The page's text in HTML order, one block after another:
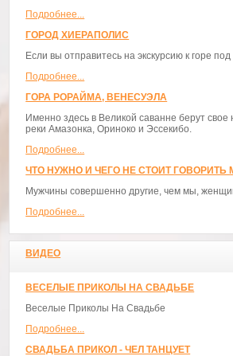
Подробнее...
ГОРОД ХИЕРАПОЛИС
Если вы отправитесь на экскурсию к горе
Подробнее...
ГОРА РОРАЙМА, ВЕНЕСУЭЛА
Именно здесь в Великой саванне берут свое
реки Амазонка, Ориноко и Эссекибо.
Подробнее...
ЧТО НУЖНО И ЧЕГО НЕ СТОИТ
Мужчины совершенно другие, чем мы,
Подробнее...
ВИДЕО
ВЕСЕЛЫЕ ПРИКОЛЫ НА СВАДЬБЕ
Веселые Приколы На Свадьбе
Подробнее...
СВАДЬБА ПРИКОЛ - ЧЕЛ ТАНЦУЕТ